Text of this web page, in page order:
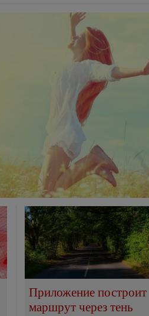
Приложение построит
маршрут через тень